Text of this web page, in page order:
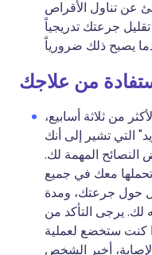
عن تناول الأقراص
جرعتك تدريجياً
من علاجك
من ثلاثة أسابيع،
التي تشير إلى أنك
النصائح المهمة لك.
معك في جميع
حول جرعتك، ومدة
لك. يرجى التأكد من
كنت ستخضع لعملية
أخبر الشخص